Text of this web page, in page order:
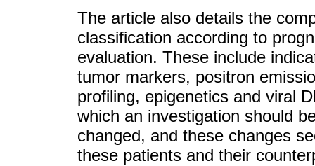
The article also details the
classification according to
evaluation. These include
tumor markers, positron
profiling, epigenetics and viral
which an investigation should
changed, and these changes
these patients and their